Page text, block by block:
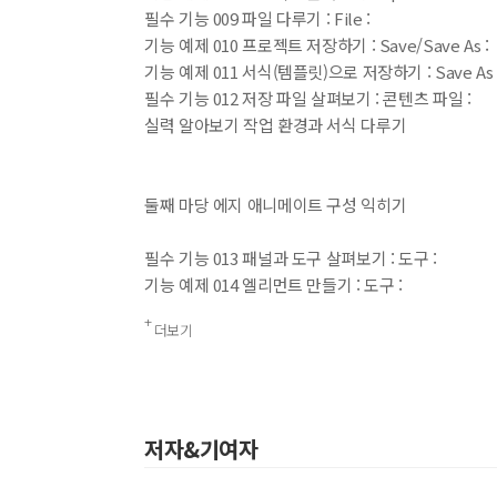
필수 기능 009 파일 다루기 : File :
기능 예제 010 프로젝트 저장하기 : Save/Save As :
기능 예제 011 서식(템플릿)으로 저장하기 : Save
필수 기능 012 저장 파일 살펴보기 : 콘텐츠 파일 :
실력 알아보기 작업 환경과 서식 다루기
둘째 마당 에지 애니메이트 구성 익히기
필수 기능 013 패널과 도구 살펴보기 : 도구 :
기능 예제 014 엘리먼트 만들기 : 도구 :
필수 기능 016 보이기 위한 작업 공간 활용하기 :
필수 기능 020 용량 변화 없이 소스 쓰기 : Library 패
더보기
저자&기여자